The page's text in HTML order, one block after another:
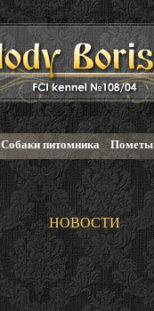
Собаки питомника Пометы
НОВОСТИ